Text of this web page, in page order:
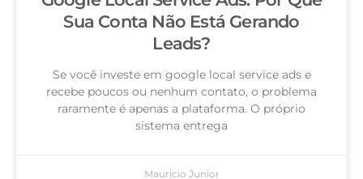
Sua Conta Não Está Gerando
Leads?
Se você investe em google local service ads e
recebe poucos ou nenhum contato, o problema
raramente é apenas a plataforma. O próprio
sistema entrega
Mauricio Junior